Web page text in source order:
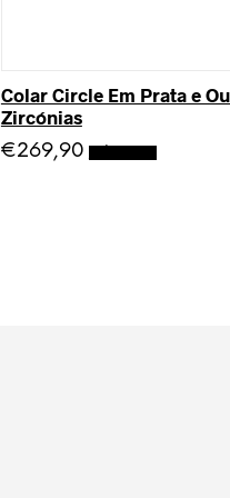
Colar Circle Em Prata e
Zircónias
€269,90